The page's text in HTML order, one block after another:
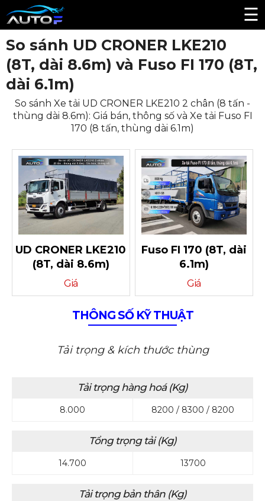
☰
So sánh UD CRONER LKE210
(8T, dài 8.6m) và Fuso FI 170 (8T,
dài 6.1m)
So sánh Xe tải UD CRONER LKE210 2 chân (8 tấn -
thùng dài 8.6m): Giá bán, thông số và Xe tải Fuso FI
170 (8 tấn, thùng dài 6.1m)
UD CRONER LKE210
(8T, dài 8.6m)
Giá
Fuso FI 170 (8T, dài
6.1m)
Giá
THÔNG SỐ KỸ THUẬT
Tải trọng & kích thước thùng
Tải trọng hàng hoá (Kg)
8.000 8200 / 8300 / 8200
Tổng trọng tải (Kg)
14.700 13700
Tải trọng bản thân (Kg)